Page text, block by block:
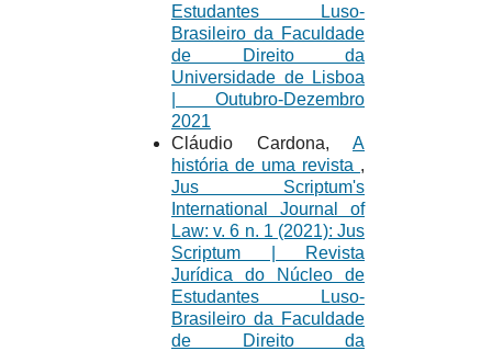
Estudantes Luso-
Brasileiro da Faculdade
de Direito da
Universidade de Lisboa
| Outubro-Dezembro
2021
Cláudio Cardona,A
história de uma revista ,
Jus Scriptum's
International Journal of
Law: v. 6 n. 1 (2021): Jus
Scriptum | Revista
Jurídica do Núcleo de
Estudantes Luso-
Brasileiro da Faculdade
de Direito da